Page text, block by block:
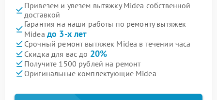
Привезем и увезем вытяжку Midea собственной
доставкой
Гарантия на наши работы по ремонту вытяжек
Midea до 3-х лет
Срочный ремонт вытяжек Midea в течении часа
Скидка для вас до 20%
Получите 1500 рублей на ремонт
Оригинальные комплектующие Midea